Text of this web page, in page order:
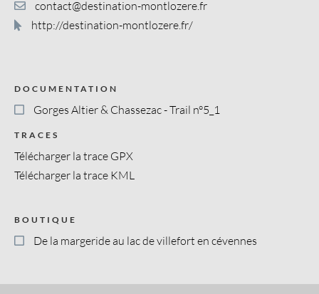
contact@destination-montlozere.fr
http://destination-montlozere.fr/
DOCUMENTATION
Gorges Altier & Chassezac - Trail n°5_1
TRACES
Télécharger la trace GPX
Télécharger la trace KML
BOUTIQUE
De la margeride au lac de villefort en cévennes